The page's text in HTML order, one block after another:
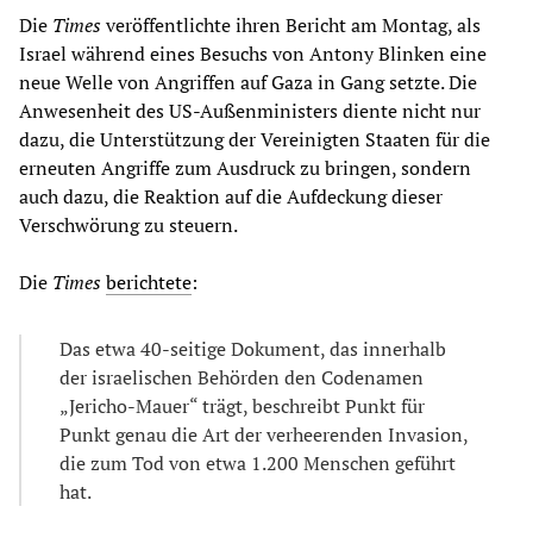
Die Timesveröffentlichte ihren Bericht am Montag, als
Israel während eines Besuchs von Antony Blinken eine
neue Welle von Angriffen auf Gaza in Gang setzte. Die
Anwesenheit des US-Außenministers diente nicht nur
dazu, die Unterstützung der Vereinigten Staaten für die
erneuten Angriffe zum Ausdruck zu bringen, sondern
auch dazu, die Reaktion auf die Aufdeckung dieser
Verschwörung zu steuern.
Die Timesberichtete:
Das etwa 40-seitige Dokument, das innerhalb
der israelischen Behörden den Codenamen
„Jericho-Mauer“ trägt, beschreibt Punkt für
Punkt genau die Art der verheerenden Invasion,
die zum Tod von etwa 1.200 Menschen geführt
hat.